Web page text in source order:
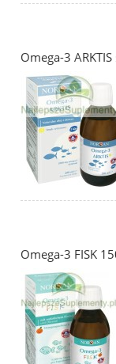
Omega-3
Omega-3 FISK